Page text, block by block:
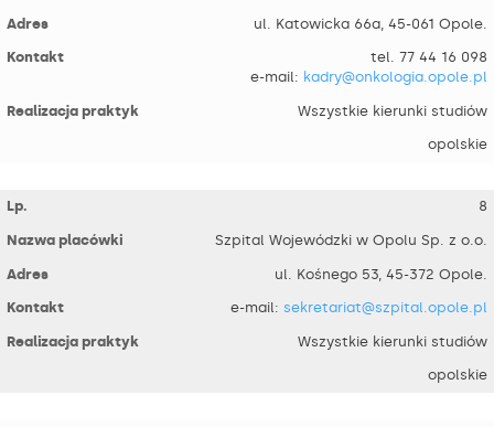
ul. Katowicka 66a, 45-061 Opole.
tel. 77 44 16 098
e-mail: kadry@onkologia.opole.pl
Wszystkie kierunki studiów
opolskie
8
Szpital Wojewódzki w Opolu Sp. z o.o.
ul. Kośnego 53, 45-372 Opole.
e-mail: sekretariat@szpital.opole.pl
Wszystkie kierunki studiów
opolskie